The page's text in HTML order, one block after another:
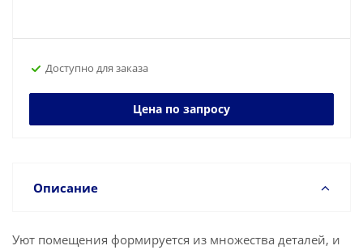
Доступно для заказа
Цена по запросу
Описание
Уют помещения формируется из множества деталей, и